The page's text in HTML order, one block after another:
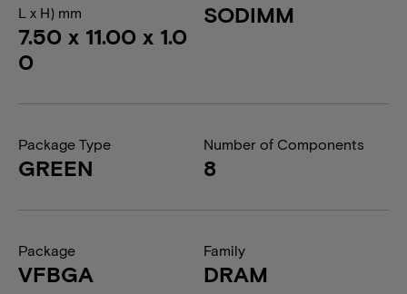
L x H) mm
7.50 x 11.00 x 1.0
0
SODIMM
Package Type
GREEN
Number of Components
8
Package
VFBGA
Family
DRAM